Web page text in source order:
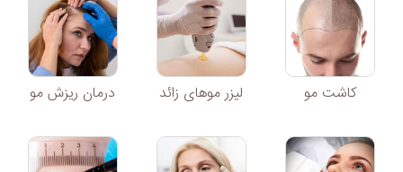
کاشت مو لیزر موهای زائد درمان ریزش مو